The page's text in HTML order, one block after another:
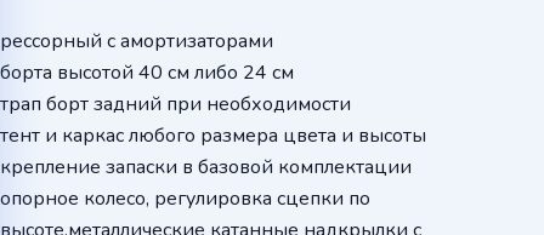
рессорный с амортизаторами
борта высотой 40 см либо 24 см
трап борт задний при необходимости
тент и каркас любого размера цвета и высоты
крепление запаски в базовой комплектации
опорное колесо, регулировка сцепки по